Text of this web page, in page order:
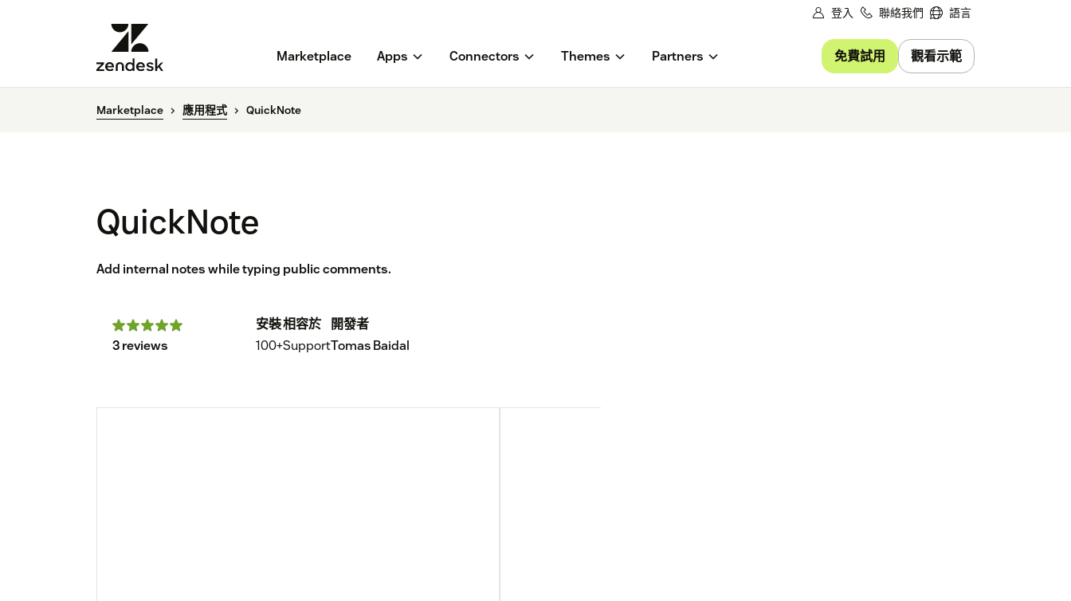
登入 聯絡我們 語言
Marketplace Apps Connectors Themes Partners 免費試用 觀看示範
Marketplace 應用程式 QuickNote
QuickNote
Add internal notes while typing public comments.
3 reviews
安裝
100+
相容於
Support
開發者
Tomas Baidal